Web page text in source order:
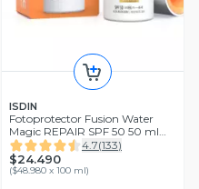
ISDIN
Fotoprotector Fusion Water
Magic REPAIR SPF 50 50 ml
ISDIN
4.7(133)
$24.490
($48.980 x 100 ml)